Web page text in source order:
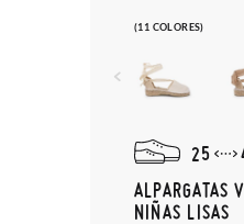
(11 COLORES)
25
ALPARGATAS
NIÑAS LISAS